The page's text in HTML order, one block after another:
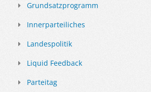
Grundsatzprogramm
Innerparteiliches
Landespolitik
Liquid Feedback
Parteitag